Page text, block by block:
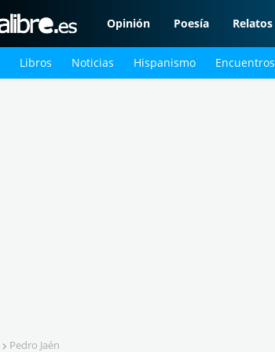
Opinión Poesía Relatos
Libros Noticias Hispanismo Encuentros
Pedro Jaén